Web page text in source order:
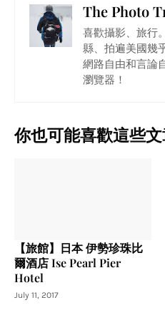
The Photo
喜歡攝影、旅行
縣、拍遍美國幾
網路自由和言論
瀏覽器！
你也可能喜歡這些
【旅館】日本 伊勢珍珠比
爾酒店 Ise Pearl Pier
Hotel
July 11, 2017